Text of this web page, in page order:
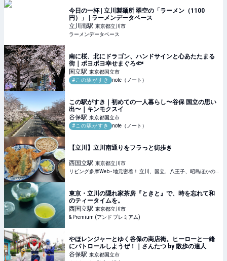
今日の一杯 | 立川製麺所 翠空の「ラーメン（1100
円）」 | ラーメンデータベース
立川南駅 東京都立川市
ラーメンデータベース
南に桜、北にドラゴン、ハンドサインと心あたたまる
街｜ポヨポヨ幸せまぐろ🐟️
国立駅 東京都国立市
#この駅がすき
note（ノート）
この駅がすき｜初めての一人暮らし〜谷保 国立の思い
出〜｜キンモクスイ
谷保駅 東京都国立市
#この駅がすき
note（ノート）
【立川】立川南通りをフラっと街歩き
西国立駅 東京都立川市
東京・立川の隠れ家茶房『ときと』で、時を忘れて和
のティータイムを。
西国立駅 東京都立川市
& Premium (アンド プレミアム)
やほレンジャーとゆく谷保の商店街。ヒーローと一緒
にパトロールしようぜ！｜さんたつ by 散歩の達人
谷保駅 東京都国立市